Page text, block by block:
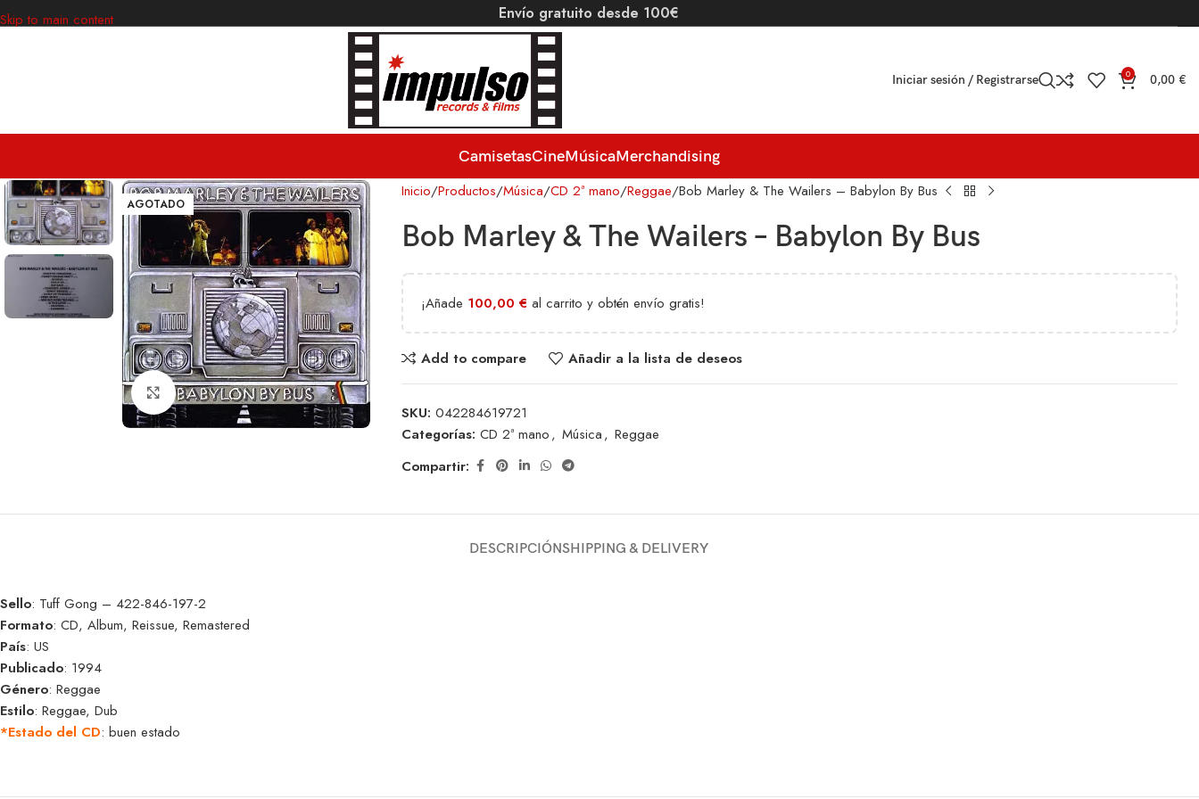
Skip to main content Envío gratuito desde 100€
Iniciar sesión / Registrarse 0 0,00 €
CamisetasCineMúsicaMerchandising
AGOTADO
Clic para ampliar
Inicio Productos Música CD 2ª mano Reggae Bob Marley & The Wailers – Babylon By Bus
Bob Marley & The Wailers – Babylon By Bus
¡Añade 100,00 € al carrito y obtén envío gratis!
Add to compare Añadir a la lista de deseos
SKU: 042284619721
Categorías: CD 2ª mano, Música, Reggae
Compartir:
DESCRIPCIÓNSHIPPING & DELIVERY
Sello: Tuff Gong – 422-846-197-2
Formato: CD, Album, Reissue, Remastered
País: US
Publicado: 1994
Género: Reggae
Estilo: Reggae, Dub
*Estado del CD: buen estado